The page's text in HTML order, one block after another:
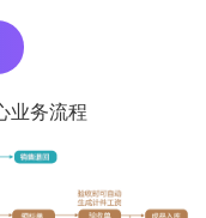
业务流程